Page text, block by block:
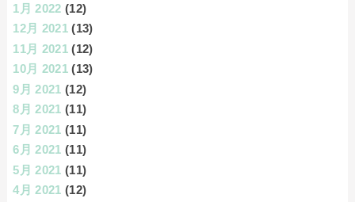
1月 2022 (12)
12月 2021 (13)
11月 2021 (12)
10月 2021 (13)
9月 2021 (12)
8月 2021 (11)
7月 2021 (11)
6月 2021 (11)
5月 2021 (11)
4月 2021 (12)